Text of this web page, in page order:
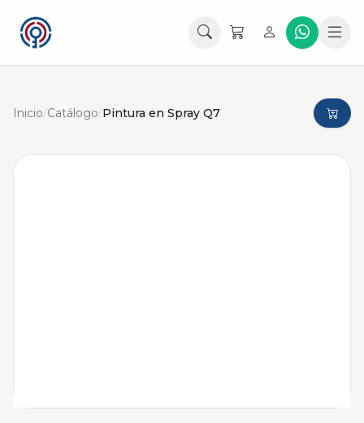
Inicio/Catálogo/Pintura en Spray Q7